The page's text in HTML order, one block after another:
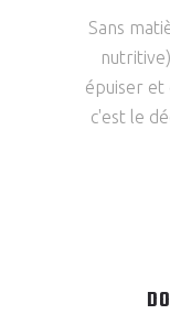
Sans
épuiser et
c'est le